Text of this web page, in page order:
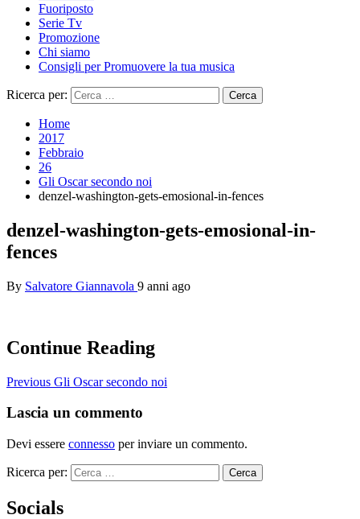
Fuoriposto
Serie Tv
Promozione
Chi siamo
Consigli per Promuovere la tua musica
Ricerca per:
Home
2017
Febbraio
26
Gli Oscar secondo noi
denzel-washington-gets-emosional-in-fences
denzel-washington-gets-emosional-in-
fences
By Salvatore Giannavola 9 anni ago
Continue Reading
Previous Gli Oscar secondo noi
Lascia un commento
Devi essere connesso per inviare un commento.
Ricerca per:
Socials